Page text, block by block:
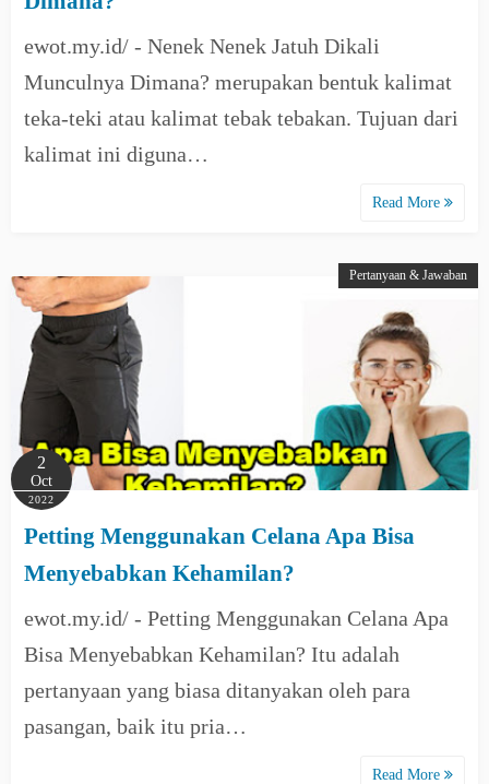
ewot.my.id/ - Nenek Nenek Jatuh Dikali
Munculnya Dimana? merupakan bentuk kalimat
teka-teki atau kalimat tebak tebakan. Tujuan dari
kalimat ini diguna…
Read More
Pertanyaan & Jawaban
2
Oct
2022
Petting Menggunakan Celana Apa Bisa
Menyebabkan Kehamilan?
ewot.my.id/ - Petting Menggunakan Celana Apa
Bisa Menyebabkan Kehamilan? Itu adalah
pertanyaan yang biasa ditanyakan oleh para
pasangan, baik itu pria…
Read More